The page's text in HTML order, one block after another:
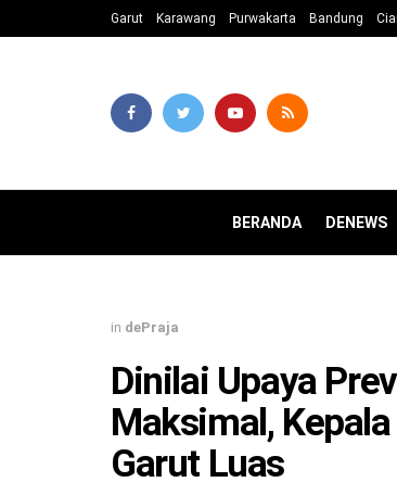
Garut Karawang Purwakarta Bandung
BERANDA DENEWS
in dePraja
Dinilai Upaya
Maksimal, Kepala
Garut Luas